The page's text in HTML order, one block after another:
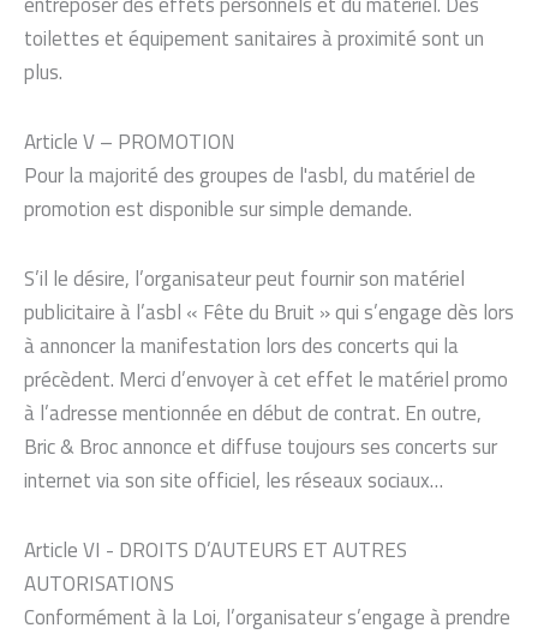
toilettes et équipement sanitaires à proximité sont un
plus.
Article V – PROMOTION
Pour la majorité des groupes de l'asbl, du matériel de
promotion est disponible sur simple demande.
S’il le désire, l’organisateur peut fournir son matériel
publicitaire à l’asbl « Fête du Bruit » qui s’engage dès lors
à annoncer la manifestation lors des concerts qui la
précèdent. Merci d’envoyer à cet effet le matériel promo
à l’adresse mentionnée en début de contrat. En outre,
Bric & Broc annonce et diffuse toujours ses concerts sur
internet via son site officiel, les réseaux sociaux…
Article VI - DROITS D’AUTEURS ET AUTRES
AUTORISATIONS
Conformément à la Loi, l’organisateur s’engage à prendre